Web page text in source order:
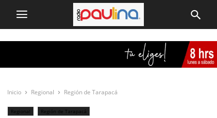
Inicio Regional Región de Tarapacá
Regional Región de Tarapacá